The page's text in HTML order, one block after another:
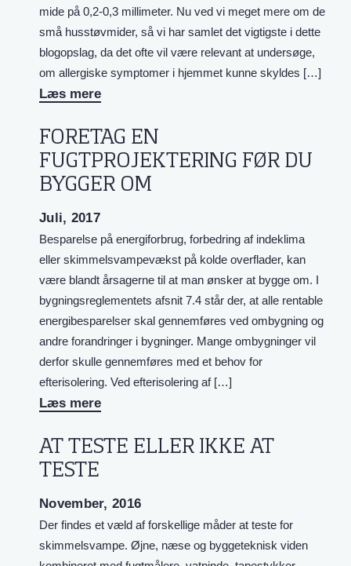
mide på 0,2-0,3 millimeter. Nu ved vi meget mere om de
små husstøvmider, så vi har samlet det vigtigste i dette
blogopslag, da det ofte vil være relevant at undersøge,
om allergiske symptomer i hjemmet kunne skyldes […]
Læs mere
FORETAG EN
FUGTPROJEKTERING FØR DU
BYGGER OM
Juli, 2017
Besparelse på energiforbrug, forbedring af indeklima
eller skimmelsvampevækst på kolde overflader, kan
være blandt årsagerne til at man ønsker at bygge om. I
bygningsreglementets afsnit 7.4 står der, at alle rentable
energibesparelser skal gennemføres ved ombygning og
andre forandringer i bygninger. Mange ombygninger vil
derfor skulle gennemføres med et behov for
efterisolering. Ved efterisolering af […]
Læs mere
AT TESTE ELLER IKKE AT
TESTE
November, 2016
Der findes et væld af forskellige måder at teste for
skimmelsvampe. Øjne, næse og byggeteknisk viden